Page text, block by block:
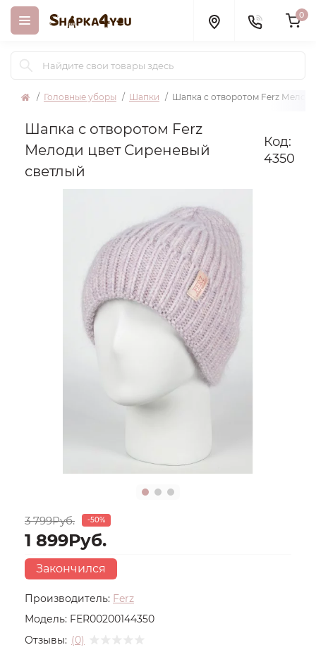
0
Головные уборы Шапки Шапка с отворотом Ferz
Шапка с отворотом Ferz
Мелоди цвет Сиреневый
светлый
Код:
4350
Производитель: Ferz
Модель: FER00200144350
Отзывы: (0)
3 799Руб. -50%
1 899Руб.
Закончился